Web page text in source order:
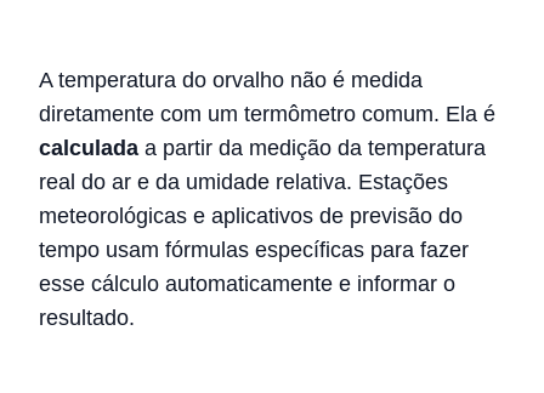
A temperatura do orvalho não é medida
diretamente com um termômetro comum. Ela é
calculada a partir da medição da temperatura
real do ar e da umidade relativa. Estações
meteorológicas e aplicativos de previsão do
tempo usam fórmulas específicas para fazer
esse cálculo automaticamente e informar o
resultado.